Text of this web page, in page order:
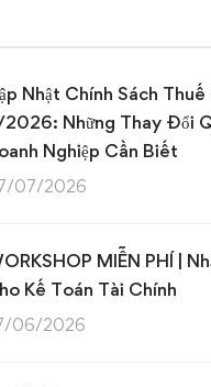
Nhật Chính Sách Thuế
Những Thay Đổi
Nghiệp Cần Biết
07/2026
MIỄN PHÍ |
Kế Toán Tài Chính
06/2026